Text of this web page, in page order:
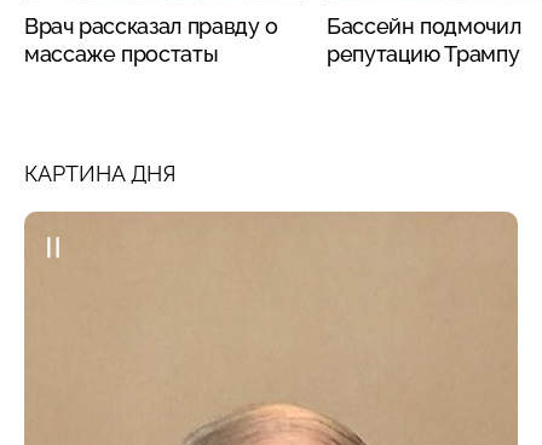
Врач рассказал правду о
массаже простаты
Бассейн подмочил
репутацию Трампу
КАРТИНА ДНЯ